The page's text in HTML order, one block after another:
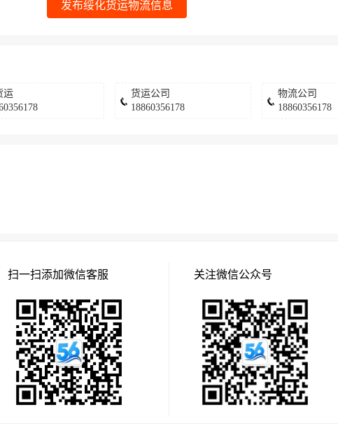
发布绥化货运物流信息
运
货运公司
18860356178
物流公司
18860356178
扫一扫添加微信客服 关注微信公众号